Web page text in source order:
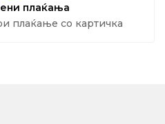
плаќања
плаќање со картичка